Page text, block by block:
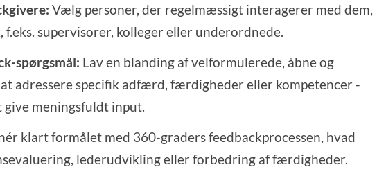
Vælg personer, der regelmæssigt interagerer med dem,
supervisorer, kolleger eller underordnede.
spørgsmål: Lav en blanding af velformulerede, åbne og
adressere specifik adfærd, færdigheder eller kompetencer -
meningsfuldt input.
klart formålet med 360-graders feedbackprocessen, hvad
lederudvikling eller forbedring af færdigheder.